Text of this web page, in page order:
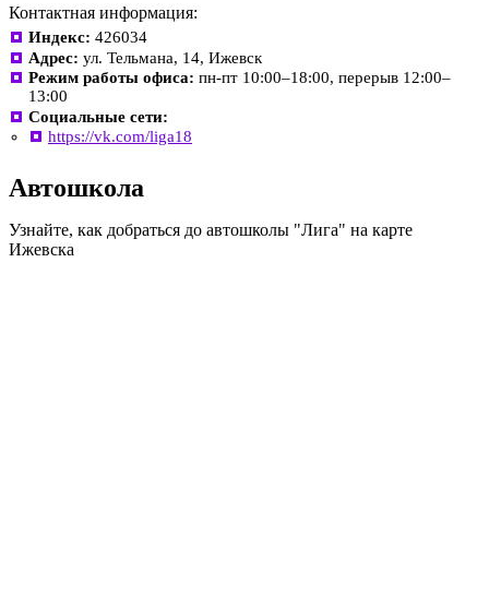
Контактная информация:
Индекс: 426034
Адрес: ул. Тельмана, 14, Ижевск
Режим работы офиса: пн-пт 10:00–18:00, перерыв 12:00–
13:00
Социальные сети:
https://vk.com/liga18
Автошкола
Узнайте, как добраться до автошколы "Лига" на карте
Ижевска